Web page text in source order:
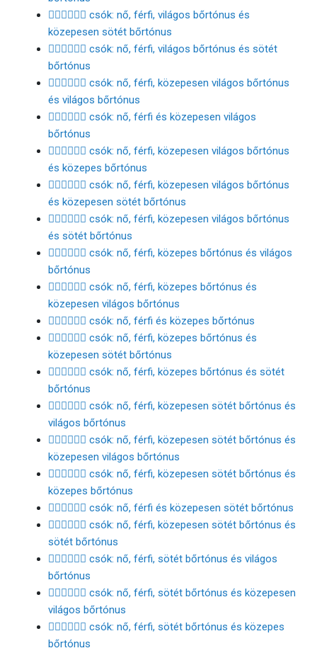
👩🏻‍❤️‍💋‍👨🏾 csók: nő, férfi, világos bőrtónus és
közepesen sötét bőrtónus
👩🏻‍❤️‍💋‍👨🏿 csók: nő, férfi, világos bőrtónus és sötét
bőrtónus
👩🏼‍❤️‍💋‍👨🏻 csók: nő, férfi, közepesen világos bőrtónus
és világos bőrtónus
👩🏼‍❤️‍💋‍👨🏼 csók: nő, férfi és közepesen világos
bőrtónus
👩🏼‍❤️‍💋‍👨🏽 csók: nő, férfi, közepesen világos bőrtónus
és közepes bőrtónus
👩🏼‍❤️‍💋‍👨🏾 csók: nő, férfi, közepesen világos bőrtónus
és közepesen sötét bőrtónus
👩🏼‍❤️‍💋‍👨🏿 csók: nő, férfi, közepesen világos bőrtónus
és sötét bőrtónus
👩🏽‍❤️‍💋‍👨🏻 csók: nő, férfi, közepes bőrtónus és világos
bőrtónus
👩🏽‍❤️‍💋‍👨🏼 csók: nő, férfi, közepes bőrtónus és
közepesen világos bőrtónus
👩🏽‍❤️‍💋‍👨🏽 csók: nő, férfi és közepes bőrtónus
👩🏽‍❤️‍💋‍👨🏾 csók: nő, férfi, közepes bőrtónus és
közepesen sötét bőrtónus
👩🏽‍❤️‍💋‍👨🏿 csók: nő, férfi, közepes bőrtónus és sötét
bőrtónus
👩🏾‍❤️‍💋‍👨🏻 csók: nő, férfi, közepesen sötét bőrtónus és
világos bőrtónus
👩🏾‍❤️‍💋‍👨🏼 csók: nő, férfi, közepesen sötét bőrtónus és
közepesen világos bőrtónus
👩🏾‍❤️‍💋‍👨🏽 csók: nő, férfi, közepesen sötét bőrtónus és
közepes bőrtónus
👩🏾‍❤️‍💋‍👨🏾 csók: nő, férfi és közepesen sötét bőrtónus
👩🏾‍❤️‍💋‍👨🏿 csók: nő, férfi, közepesen sötét bőrtónus és
sötét bőrtónus
👩🏿‍❤️‍💋‍👨🏻 csók: nő, férfi, sötét bőrtónus és világos
bőrtónus
👩🏿‍❤️‍💋‍👨🏼 csók: nő, férfi, sötét bőrtónus és közepesen
világos bőrtónus
👩🏿‍❤️‍💋‍👨🏽 csók: nő, férfi, sötét bőrtónus és közepes
bőrtónus